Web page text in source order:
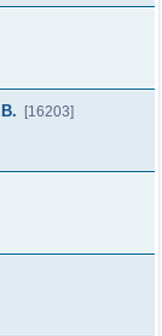
[16203]